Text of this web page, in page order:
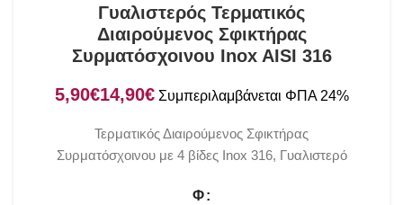
Γυαλιστερός Τερματικός
Διαιρούμενος Σφικτήρας
Συρματόσχοινου Inox AISI 316
€
€
Τερματικός Διαιρούμενος Σφικτήρας
Συρματόσχοινου με 4 βίδες Inox 316, Γυαλιστερό
Φ